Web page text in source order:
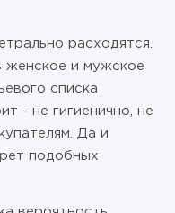
расходятся.
женское и мужское
списка
- не гигиенично, не
Да и
подобных